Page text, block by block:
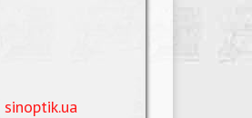
sinoptik.ua